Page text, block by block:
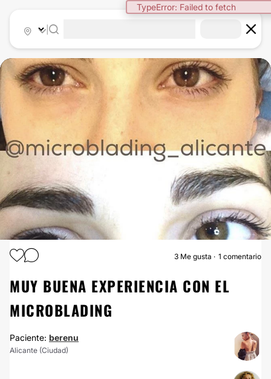
TypeError: Failed to fetch
MICROBLADING
3 Me gusta 1 comentario
MUY BUENA EXPERIENCIA CON EL
MICROBLADING
Paciente: berenu
Alicante (Ciudad)